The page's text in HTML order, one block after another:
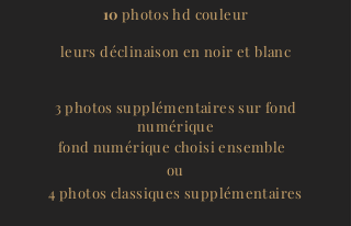
10 photos hd couleur
leurs déclinaison en noir et blanc
3 photos supplémentaires sur fond
numérique
fond numérique choisi ensemble
ou
4 photos classiques supplémentaires